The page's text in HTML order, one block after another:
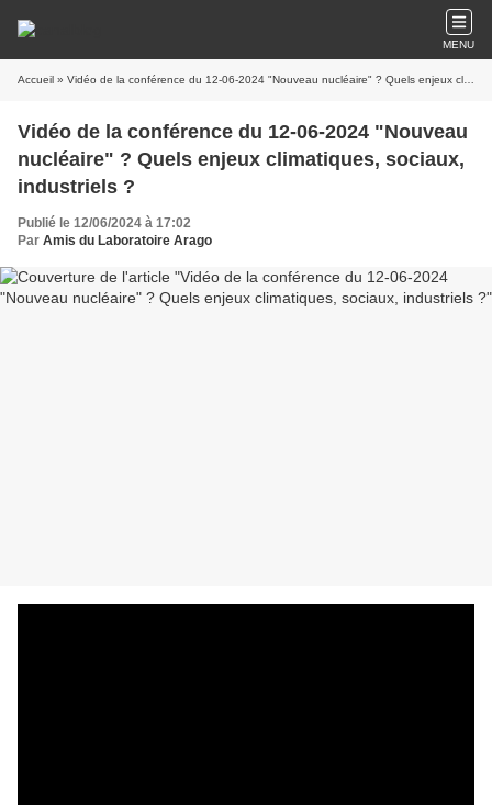
MENU
Accueil » Vidéo de la conférence du 12-06-2024 "Nouveau nucléaire" ? Quels enjeux climatiques, sociaux, industriels ?
Vidéo de la conférence du 12-06-2024 "Nouveau
nucléaire" ? Quels enjeux climatiques, sociaux,
industriels ?
Publié le 12/06/2024 à 17:02
Par Amis du Laboratoire Arago